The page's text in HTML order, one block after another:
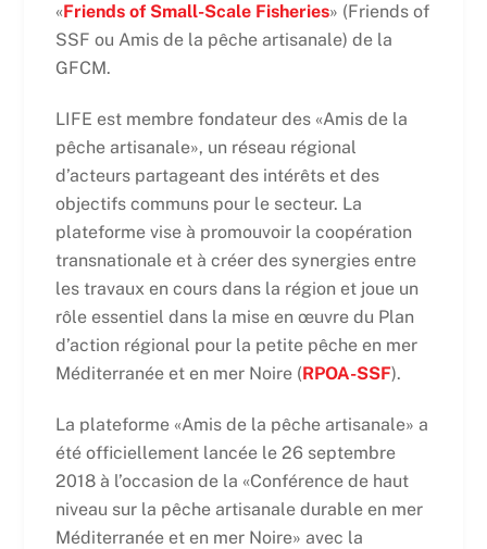
«Friends of Small-Scale Fisheries» (Friends of
SSF ou Amis de la pêche artisanale) de la
GFCM.
LIFE est membre fondateur des «Amis de la
pêche artisanale», un réseau régional
d’acteurs partageant des intérêts et des
objectifs communs pour le secteur. La
plateforme vise à promouvoir la coopération
transnationale et à créer des synergies entre
les travaux en cours dans la région et joue un
rôle essentiel dans la mise en œuvre du Plan
d’action régional pour la petite pêche en mer
Méditerranée et en mer Noire (RPOA-SSF).
La plateforme «Amis de la pêche artisanale» a
été officiellement lancée le 26 septembre
2018 à l’occasion de la «Conférence de haut
niveau sur la pêche artisanale durable en mer
Méditerranée et en mer Noire» avec la